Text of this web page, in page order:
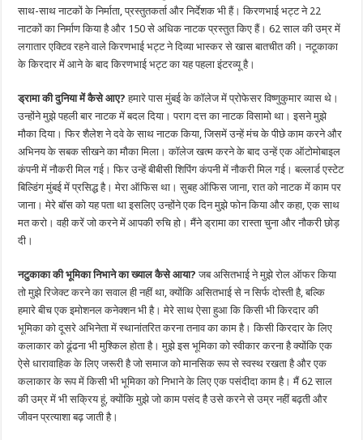
साथ-साथ नाटकों के निर्माता, प्रस्तुतकर्ता और निर्देशक भी हैं। किरणभाई भट्ट ने 22
नाटकों का निर्माण किया है और 150 से अधिक नाटक प्रस्तुत किए हैं। 62 साल की उम्र में
लगातार एक्टिव रहने वाले किरणभाई भट्ट ने दिव्या भास्कर से खास बातचीत की। नटूकाका
के किरदार में आने के बाद किरणभाई भट्ट का यह पहला इंटरव्यू है।
ड्रामा की दुनिया में कैसे आए? हमारे पास मुंबई के कॉलेज में प्रोफेसर विष्णुकुमार व्यास थे।
उन्होंने मुझे पहली बार नाटक में बदल दिया। पराग दत्त का नाटक विसामो था। इसने मुझे
मौका दिया। फिर शैलेश ने दवे के साथ नाटक किया, जिसमें उन्हें मंच के पीछे काम करने और
अभिनय के सबक सीखने का मौका मिला। कॉलेज खत्म करने के बाद उन्हें एक ऑटोमोबाइल
कंपनी में नौकरी मिल गई। फिर उन्हें बीबीसी शिपिंग कंपनी में नौकरी मिल गई। बल्लार्ड एस्टेट
बिल्डिंग मुंबई में प्रसिद्ध है। मेरा ऑफिस था। सुबह ऑफिस जाना, रात को नाटक में काम पर
जाना। मेरे बॉस को यह पता था इसलिए उन्होंने एक दिन मुझे फोन किया और कहा, एक साथ
मत करो। वही करें जो करने में आपकी रुचि हो। मैंने ड्रामा का रास्ता चुना और नौकरी छोड़
दी।
नटुकाका की भूमिका निभाने का ख्याल कैसे आया? जब असितभाई ने मुझे रोल ऑफर किया
तो मुझे रिजेक्ट करने का सवाल ही नहीं था, क्योंकि असितभाई से न सिर्फ दोस्ती है, बल्कि
हमारे बीच एक इमोशनल कनेक्शन भी है। मेरे साथ ऐसा हुआ कि किसी भी किरदार की
भूमिका को दूसरे अभिनेता में स्थानांतरित करना तनाव का काम है। किसी किरदार के लिए
कलाकार को ढूंढना भी मुश्किल होता है। मुझे इस भूमिका को स्वीकार करना है क्योंकि एक
ऐसे धारावाहिक के लिए जरूरी है जो समाज को मानसिक रूप से स्वस्थ रखता है और एक
कलाकार के रूप में किसी भी भूमिका को निभाने के लिए एक पसंदीदा काम है। मैं 62 साल
की उम्र में भी सक्रिय हूं, क्योंकि मुझे जो काम पसंद है उसे करने से उम्र नहीं बढ़ती और
जीवन प्रत्याशा बढ़ जाती है।